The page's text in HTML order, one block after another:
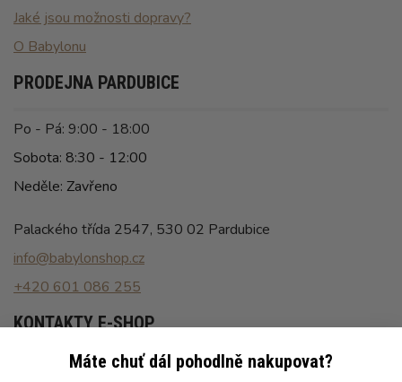
Jaké jsou možnosti dopravy?
O Babylonu
PRODEJNA PARDUBICE
Po - Pá: 9:00 - 18:00
Sobota: 8:30 - 12:00
Neděle: Zavřeno
Palackého třída 2547, 530 02 Pardubice
info@babylonshop.cz
+420 601 086 255
KONTAKTY E-SHOP
Po - Pá: 8:00 - 16:30
Máte chuť dál pohodlně nakupovat?